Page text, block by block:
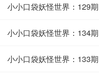
小小口袋妖怪世界：129
小小口袋妖怪世界：134
小小口袋妖怪世界：133